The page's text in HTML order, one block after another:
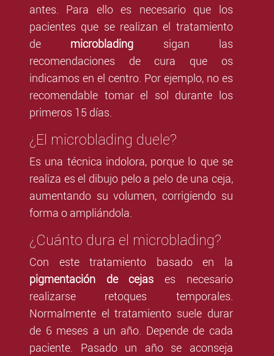
antes. Para ello es necesario que los
pacientes que se realizan el tratamiento
de microblading sigan las
recomendaciones de cura que os
indicamos en el centro. Por ejemplo, no es
recomendable tomar el sol durante los
primeros 15 días.
¿El microblading duele?
Es una técnica indolora, porque lo que se
realiza es el dibujo pelo a pelo de una ceja,
aumentando su volumen, corrigiendo su
forma o ampliándola.
¿Cuánto dura el microblading?
Con este tratamiento basado en la
pigmentación de cejases necesario
realizarse retoques temporales.
Normalmente el tratamiento suele durar
de 6 meses a un año. Depende de cada
paciente. Pasado un añose aconseja